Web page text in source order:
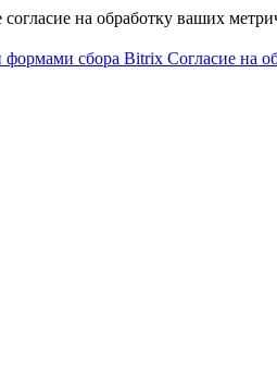
на обработку ваших
формами сбора Bitrix Согласие на